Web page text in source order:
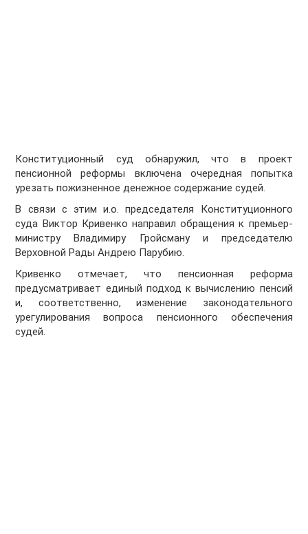
Конституционный суд обнаружил, что в проект
пенсионной реформы включена очередная попытка
урезать пожизненное денежное содержание судей.
В связи с этим и.о. председателя Конституционного
суда Виктор Кривенко направил обращения к премьер-
министру Владимиру Гройсману и председателю
Верховной Рады Андрею Парубию.
Кривенко отмечает, что пенсионная реформа
предусматривает единый подход к вычислению пенсий
и, соответственно, изменение законодательного
урегулирования вопроса пенсионного обеспечения
судей.